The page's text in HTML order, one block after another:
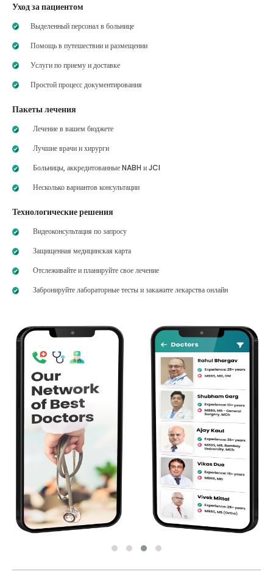
Уход за пациентом
Выделенный персонал в больнице
Помощь в путешествии и размещении
Услуги по приему и доставке
Простой процесс документирования
Пакеты лечения
Лечение в вашем бюджете
Лучшие врачи и хирурги
Больницы, аккредитованные NABH и JCI
Несколько вариантов консультации
Технологические решения
Видеоконсультация по запросу
Защищенная медицинская карта
Отслеживайте и планируйте свое лечение
Забронируйте лабораторные тесты и закажите лекарства онлайн